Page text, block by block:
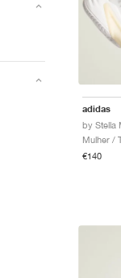
adidas
Mulher /
€140